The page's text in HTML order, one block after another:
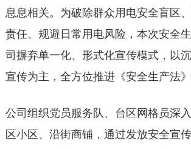
息息相关。为破除群众用电安全盲区
责任、规避日常用电风险，本次安全
司摒弃单一化、形式化宣传模式，以
宣传为主，全方位推进《安全生产法》
公司组织党员服务队、台区网格员深
区小区、沿街商铺，通过发放安全宣